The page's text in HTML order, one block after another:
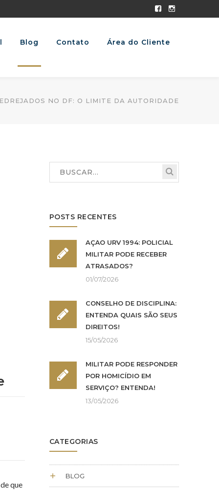
Facebook
Instagram
Blog Contato Área do Cliente
NO DF: O LIMITE DA AUTORIDADE
que
POSTS RECENTES
AÇÃO URV 1994: POLICIAL
MILITAR PODE RECEBER
ATRASADOS?
01/07/2026
CONSELHO DE DISCIPLINA:
ENTENDA QUAIS SÃO SEUS
DIREITOS!
15/05/2026
MILITAR PODE RESPONDER
POR HOMICÍDIO EM
SERVIÇO? ENTENDA!
13/05/2026
CATEGORIAS
BLOG